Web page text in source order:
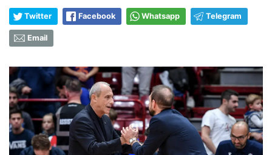
Twitter Facebook Whatsapp Telegram
Email